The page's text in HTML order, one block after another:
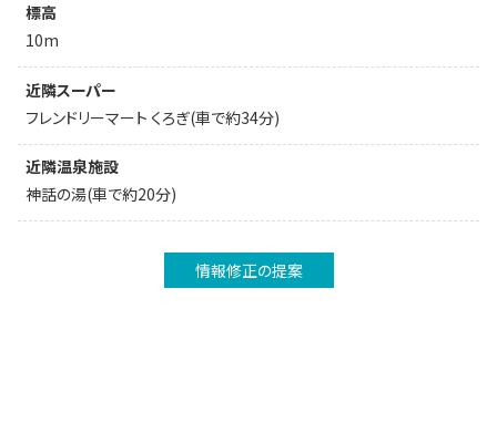
標高
10m
近隣スーパー
フレンドリーマート くろぎ(車で約34分)
近隣温泉施設
神話の湯(車で約20分)
情報修正の提案